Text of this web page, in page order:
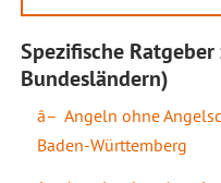
Spezifische
Bundesländern)
Angeln ohne
Baden-Württemberg